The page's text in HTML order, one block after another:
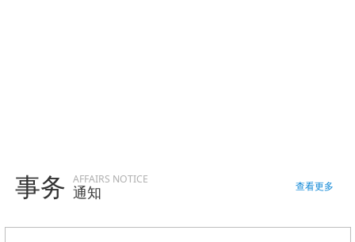
事务 AFFAIRS NOTICE
通知 查看更多